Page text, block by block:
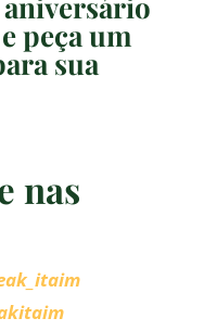
peça um
sua
nas